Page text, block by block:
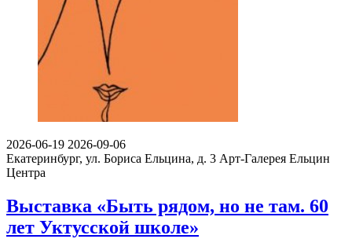
2026-06-19 2026-09-06
Екатеринбург, ул. Бориса Ельцина, д. 3 Арт-Галерея Ельцин
Центра
Выставка «Быть рядом, но не там. 60
лет Уктусской школе»